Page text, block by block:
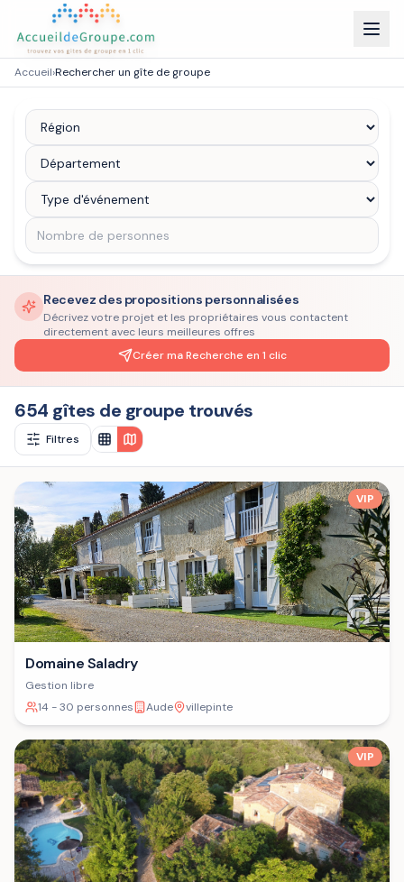
Accueil›Rechercher un gîte de groupe
Recevez des propositions personnalisées
Décrivez votre projet et les propriétaires vous contactent
directement avec leurs meilleures offres
Créer ma Recherche en 1 clic
654 gîtes de groupe trouvés
Filtres
VIP
Domaine Saladry
Gestion libre
14 - 30 personnes
Aude villepinte
VIP